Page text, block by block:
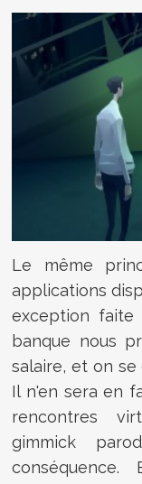
Le même
applications
exception
banque nous
salaire, et on
Il n'en sera en
rencontres
gimmick